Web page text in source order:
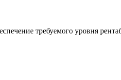
требуемого уровня